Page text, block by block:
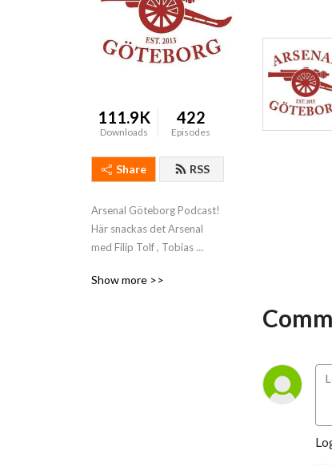
111.9K
Downloads
422
Episodes
Share RSS
Arsenal Göteborg Podcast!
Här snackas det Arsenal
med Filip Tolf , Tobias
Oscar Axelsson med gäster!
Show more >>